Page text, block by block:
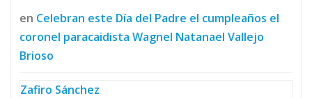
en Celebran este Día del Padre el cumpleaños el
coronel paracaidista Wagnel Natanael Vallejo
Brioso
Zafiro Sánchez